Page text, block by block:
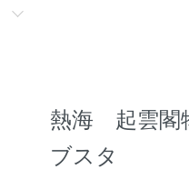
熱海 起雲閣
ブスタ